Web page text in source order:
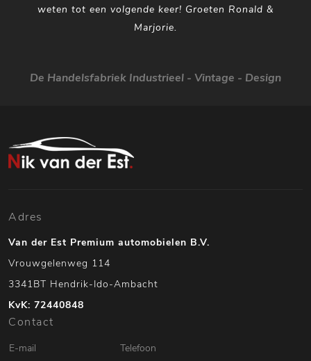
weten tot een volgende keer! Groeten Ronald &
Marjorie.
De Handelsfabriek Industrieel - Vintage - Design
Adres
Van der Est Premium automobielen B.V.
Vrouwgelenweg 114
3341BT Hendrik-Ido-Ambacht
KvK: 72440848
Contact
E-mail
Telefoon